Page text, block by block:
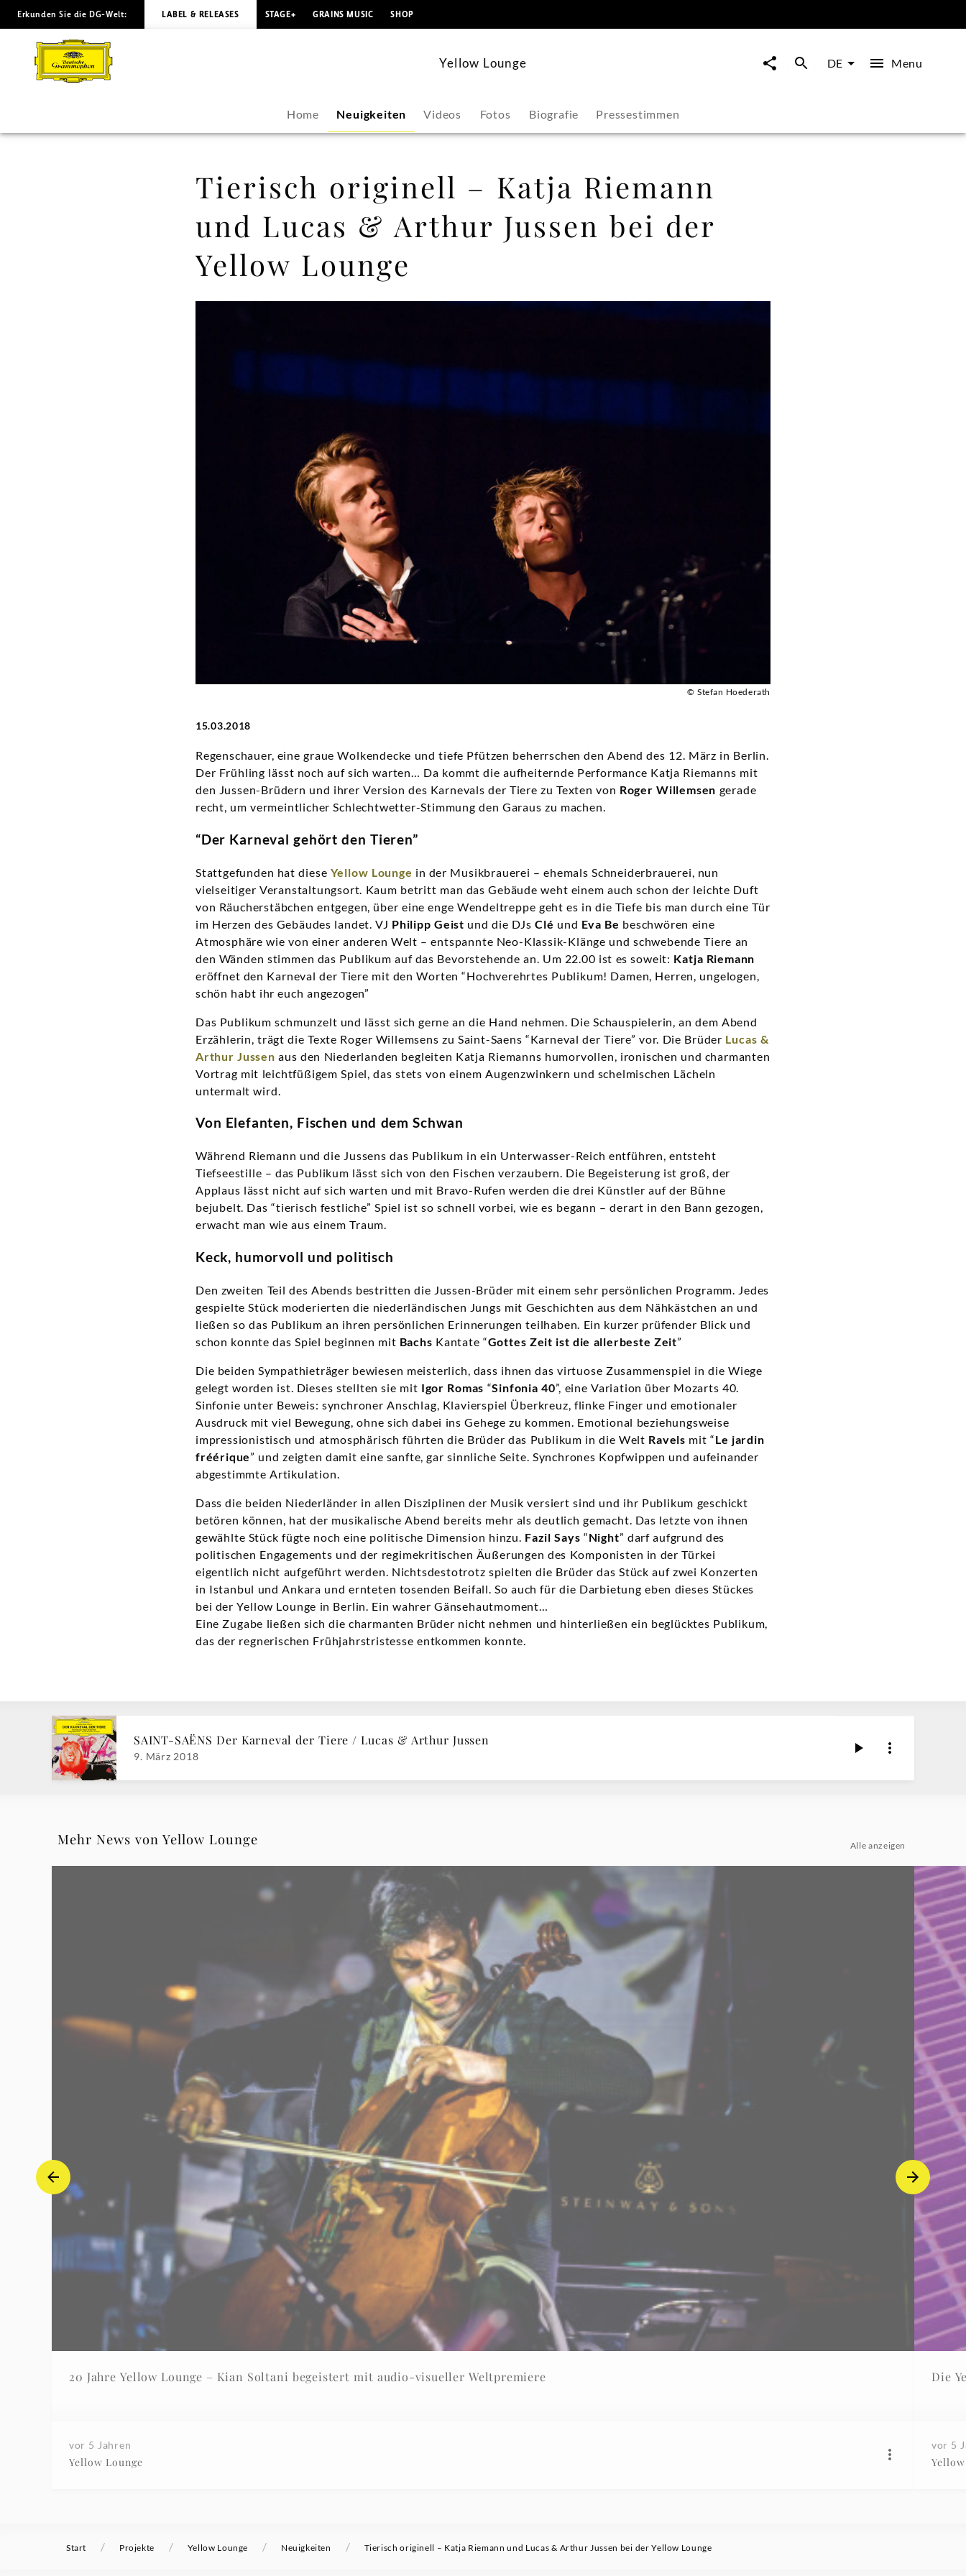
Tierisch
originell
Katja
Erkunden Sie die DG-Welt: LABEL & RELEASES STAGE+ GRAINS MUSIC SHOP
Yellow Lounge DE Menu
Home Neuigkeiten Videos Fotos Biografie Pressestimmen
Tierisch originell – Katja Riemann
und Lucas & Arthur Jussen bei der
Yellow Lounge
© Stefan Hoederath
15.03.2018
Regenschauer, eine graue Wolkendecke und tiefe Pfützen beherrschen den Abend des 12. März in Berlin.
Der Frühling lässt noch auf sich warten… Da kommt die aufheiternde Performance Katja Riemanns mit
den Jussen-Brüdern und ihrer Version des Karnevals der Tiere zu Texten von Roger Willemsen gerade
recht, um vermeintlicher Schlechtwetter-Stimmung den Garaus zu machen.
“Der Karneval gehört den Tieren”
Stattgefunden hat diese Yellow Lounge in der Musikbrauerei – ehemals Schneiderbrauerei, nun
vielseitiger Veranstaltungsort. Kaum betritt man das Gebäude weht einem auch schon der leichte Duft
von Räucherstäbchen entgegen, über eine enge Wendeltreppe geht es in die Tiefe bis man durch eine Tür
im Herzen des Gebäudes landet. VJ Philipp Geist und die DJsClé und Eva Be beschwören eine
Atmosphäre wie von einer anderen Welt – entspannte Neo-Klassik-Klänge und schwebende Tiere an
den Wänden stimmen das Publikum auf das Bevorstehende an. Um 22.00 ist es soweit: Katja Riemann
eröffnet den Karneval der Tiere mit den Worten “Hochverehrtes Publikum! Damen, Herren, ungelogen,
schön habt ihr euch angezogen”
Das Publikum schmunzelt und lässt sich gerne an die Hand nehmen. Die Schauspielerin, an dem Abend
Erzählerin, trägt die Texte Roger Willemsens zu Saint-Saens “Karneval der Tiere” vor. Die Brüder Lucas &
Arthur Jussen aus den Niederlanden begleiten Katja Riemanns humorvollen, ironischen und charmanten
Vortrag mit leichtfüßigem Spiel, das stets von einem Augenzwinkern und schelmischen Lächeln
untermalt wird.
Von Elefanten, Fischen und dem Schwan
Während Riemann und die Jussens das Publikum in ein Unterwasser-Reich entführen, entsteht
Tiefseestille – das Publikum lässt sich von den Fischen verzaubern. Die Begeisterung ist groß, der
Applaus lässt nicht auf sich warten und mit Bravo-Rufen werden die drei Künstler auf der Bühne
bejubelt. Das “tierisch festliche” Spiel ist so schnell vorbei, wie es begann – derart in den Bann gezogen,
erwacht man wie aus einem Traum.
Keck, humorvoll und politisch
Den zweiten Teil des Abends bestritten die Jussen-Brüder mit einem sehr persönlichen Programm. Jedes
gespielte Stück moderierten die niederländischen Jungs mit Geschichten aus dem Nähkästchen an und
ließen so das Publikum an ihren persönlichen Erinnerungen teilhaben. Ein kurzer prüfender Blick und
schon konnte das Spiel beginnen mit Bachs Kantate “Gottes Zeit ist die allerbeste Zeit”
Die beiden Sympathieträger bewiesen meisterlich, dass ihnen das virtuose Zusammenspiel in die Wiege
gelegt worden ist. Dieses stellten sie mit Igor Romas “Sinfonia 40”, eine Variation über Mozarts 40.
Sinfonie unter Beweis: synchroner Anschlag, Klavierspiel Überkreuz, flinke Finger und emotionaler
Ausdruck mit viel Bewegung, ohne sich dabei ins Gehege zu kommen. Emotional beziehungsweise
impressionistisch und atmosphärisch führten die Brüder das Publikum in die Welt Ravels mit “Le jardin
fréérique” und zeigten damit eine sanfte, gar sinnliche Seite. Synchrones Kopfwippen und aufeinander
abgestimmte Artikulation.
Dass die beiden Niederländer in allen Disziplinen der Musik versiert sind und ihr Publikum geschickt
betören können, hat der musikalische Abend bereits mehr als deutlich gemacht. Das letzte von ihnen
gewählte Stück fügte noch eine politische Dimension hinzu. Fazil Says “Night” darf aufgrund des
politischen Engagements und der regimekritischen Äußerungen des Komponisten in der Türkei
eigentlich nicht aufgeführt werden. Nichtsdestotrotz spielten die Brüder das Stück auf zwei Konzerten
in Istanbul und Ankara und ernteten tosenden Beifall. So auch für die Darbietung eben dieses Stückes
bei der Yellow Lounge in Berlin. Ein wahrer Gänsehautmoment…
Eine Zugabe ließen sich die charmanten Brüder nicht nehmen und hinterließen ein beglücktes Publikum,
das der regnerischen Frühjahrstristesse entkommen konnte.
SAINT-SAËNS Der Karneval der Tiere / Lucas & Arthur Jussen
9. März 2018
Mehr News von Yellow Lounge Alle anzeigen
20 Jahre Yellow Lounge – Kian Soltani begeistert mit audio-visueller Weltpremiere
vor 5 Jahren
Yellow Lounge
Die
vor 5
Start / Projekte / Yellow Lounge / Neuigkeiten / Tierisch originell – Katja Riemann und Lucas & Arthur Jussen bei der Yellow Lounge